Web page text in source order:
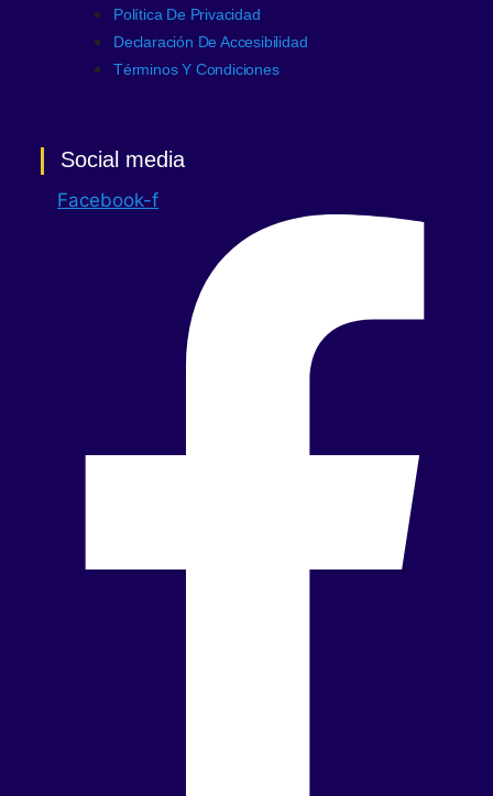
Política De Privacidad
Declaración De Accesibilidad
Términos Y Condiciones
Social media
Facebook-f